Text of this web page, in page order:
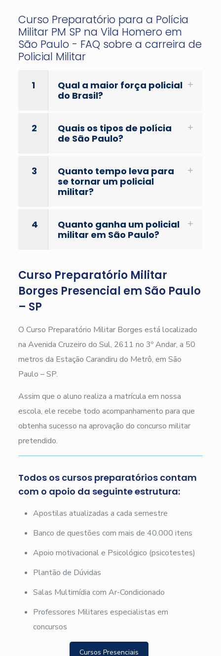
Curso Preparatório para a Polícia
Militar PM SP na Vila Homero em
São Paulo - FAQ sobre a carreira de
Policial Militar
1
Qual a maior força policial
do Brasil?
2
Quais os tipos de polícia
de São Paulo?
3
Quanto tempo leva para
se tornar um policial
militar?
4
Quanto ganha um policial
militar em São Paulo?
Curso Preparatório Militar
Borges Presencial em São Paulo
– SP
O Curso Preparatório Militar Borges está localizado
na Avenida Cruzeiro do Sul, 2611 no 3º Andar, a 50
metros da Estação Carandiru do Metrô, em São
Paulo – SP.
Assim que o aluno realiza a matrícula em nossa
escola, ele recebe todo acompanhamento para que
obtenha sucesso na aprovação do concurso militar
pretendido.
Todos os cursos preparatórios contam
com o apoio da seguinte estrutura:
Apostilas atualizadas a cada semestre
Banco de questões com mais de 40.000 itens
Apoio motivacional e Psicológico (psicotestes)
Plantão de Dúvidas
Salas Multimídia com Ar-Condicionado
Professores Militares especialistas em
concursos
Cursos Presenciais